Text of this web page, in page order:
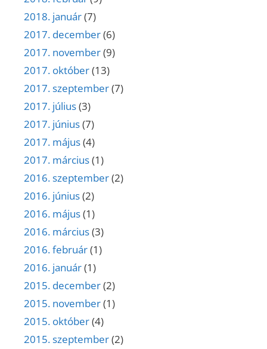
2018. január(7)
2017. december(6)
2017. november(9)
2017. október(13)
2017. szeptember(7)
2017. július(3)
2017. június(7)
2017. május(4)
2017. március(1)
2016. szeptember(2)
2016. június(2)
2016. május(1)
2016. március(3)
2016. február(1)
2016. január(1)
2015. december(2)
2015. november(1)
2015. október(4)
2015. szeptember(2)